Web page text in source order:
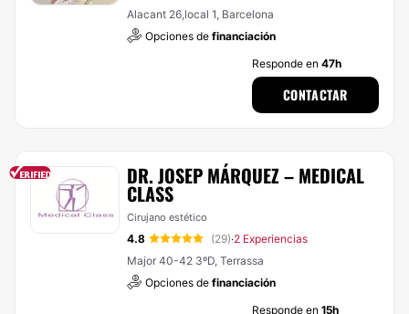
Alacant 26,local 1, Barcelona
Opciones de financiación
Responde en 47h
CONTACTAR
DR. JOSEP MÁRQUEZ – MEDICAL
CLASS
Cirujano estético
4.8 (29)·2 Experiencias
Major 40-42 3ºD, Terrassa
Opciones de financiación
Responde en 15h